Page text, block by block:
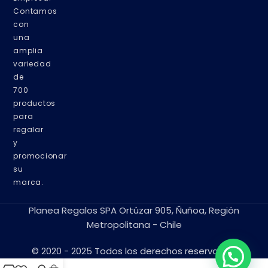
Contamos
con
una
amplia
variedad
de
700
productos
para
regalar
y
promocionar
su
marca.
Planea Regalos SPA Ortúzar 905, Ñuñoa, Región
Metropolitana - Chile
© 2020 - 2025 Todos los derechos reservados.